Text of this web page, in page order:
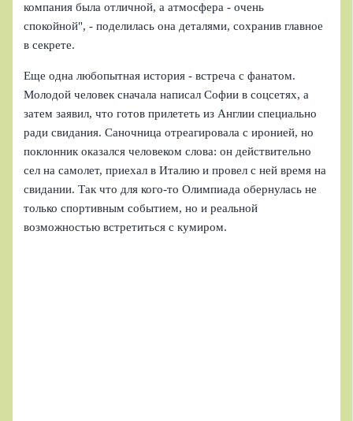
компания была отличной, а атмосфера - очень
спокойной", - поделилась она деталями, сохранив главное
в секрете.
Еще одна любопытная история - встреча с фанатом.
Молодой человек сначала написал Софии в соцсетях, а
затем заявил, что готов прилететь из Англии специально
ради свидания. Саночница отреагировала с иронией, но
поклонник оказался человеком слова: он действительно
сел на самолет, приехал в Италию и провел с ней время на
свидании. Так что для кого-то Олимпиада обернулась не
только спортивным событием, но и реальной
возможностью встретиться с кумиром.